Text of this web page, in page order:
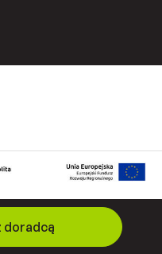
doradcą